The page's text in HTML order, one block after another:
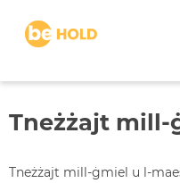
Tneżżajt mill-
Tneżżajt mill-ġmiel u l-